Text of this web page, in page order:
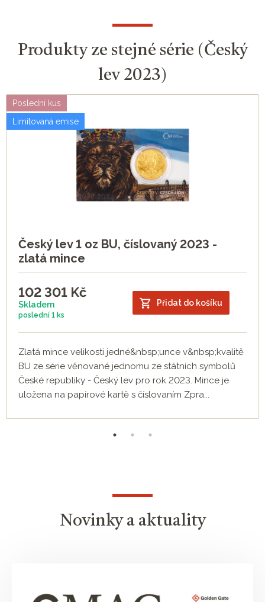
Produkty ze stejné série (Český
lev 2023)
Poslední kus
Limitovaná emise
Český lev 1 oz BU, číslovaný 2023 -
zlatá mince
102 301 Kč
Skladem
poslední 1 ks
Přidat do košíku
Zlatá mince velikosti jedné&nbsp;unce v&nbsp;kvalitě
BU ze série věnované jednomu ze státních symbolů
České republiky - Český lev pro rok 2023. Mince je
uložena na papírové kartě s číslovaním Zpra...
Novinky a aktuality